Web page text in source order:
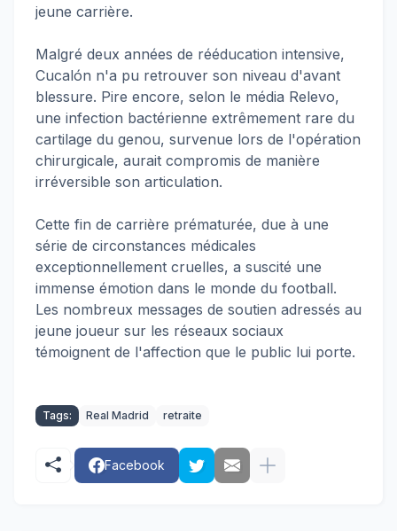
jeune carrière.
Malgré deux années de rééducation intensive,
Cucalón n'a pu retrouver son niveau d'avant
blessure. Pire encore, selon le média Relevo,
une infection bactérienne extrêmement rare du
cartilage du genou, survenue lors de l'opération
chirurgicale, aurait compromis de manière
irréversible son articulation.
Cette fin de carrière prématurée, due à une
série de circonstances médicales
exceptionnellement cruelles, a suscité une
immense émotion dans le monde du football.
Les nombreux messages de soutien adressés au
jeune joueur sur les réseaux sociaux
témoignent de l'affection que le public lui porte.
Tags: Real Madrid retraite
Facebook